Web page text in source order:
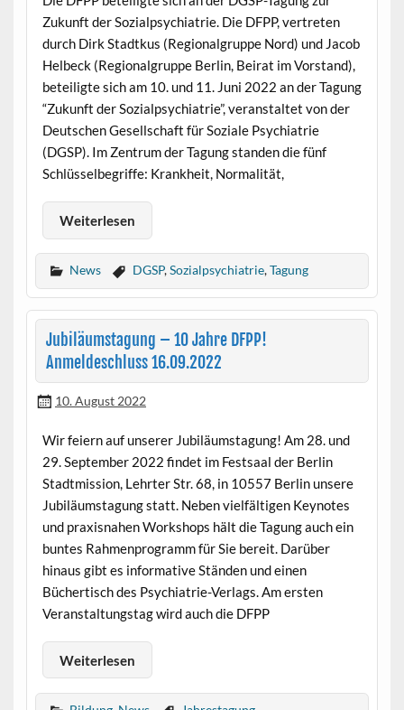
Zukunft der Sozialpsychiatrie. Die DFPP, vertreten
durch Dirk Stadtkus (Regionalgruppe Nord) und Jacob
Helbeck (Regionalgruppe Berlin, Beirat im Vorstand),
beteiligte sich am 10. und 11. Juni 2022 an der Tagung
“Zukunft der Sozialpsychiatrie”, veranstaltet von der
Deutschen Gesellschaft für Soziale Psychiatrie
(DGSP). Im Zentrum der Tagung standen die fünf
Schlüsselbegriffe: Krankheit, Normalität,
Weiterlesen
News DGSP,Sozialpsychiatrie,Tagung
Jubiläumstagung – 10 Jahre DFPP!
Anmeldeschluss 16.09.2022
10. August 2022
Wir feiern auf unserer Jubiläumstagung! Am 28. und
29. September 2022 findet im Festsaal der Berlin
Stadtmission, Lehrter Str. 68, in 10557 Berlin unsere
Jubiläumstagung statt. Neben vielfältigen Keynotes
und praxisnahen Workshops hält die Tagung auch ein
buntes Rahmenprogramm für Sie bereit. Darüber
hinaus gibt es informative Ständen und einen
Büchertisch des Psychiatrie-Verlags. Am ersten
Veranstaltungstag wird auch die DFPP
Weiterlesen